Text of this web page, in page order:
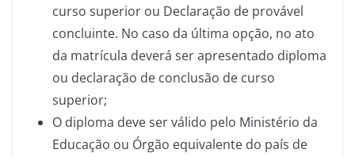
curso superior ou Declaração de provável
concluinte. No caso da última opção, no ato
da matrícula deverá ser apresentado diploma
ou declaração de conclusão de curso
superior;
O diploma deve ser válido pelo Ministério da
Educação ou Órgão equivalente do país de